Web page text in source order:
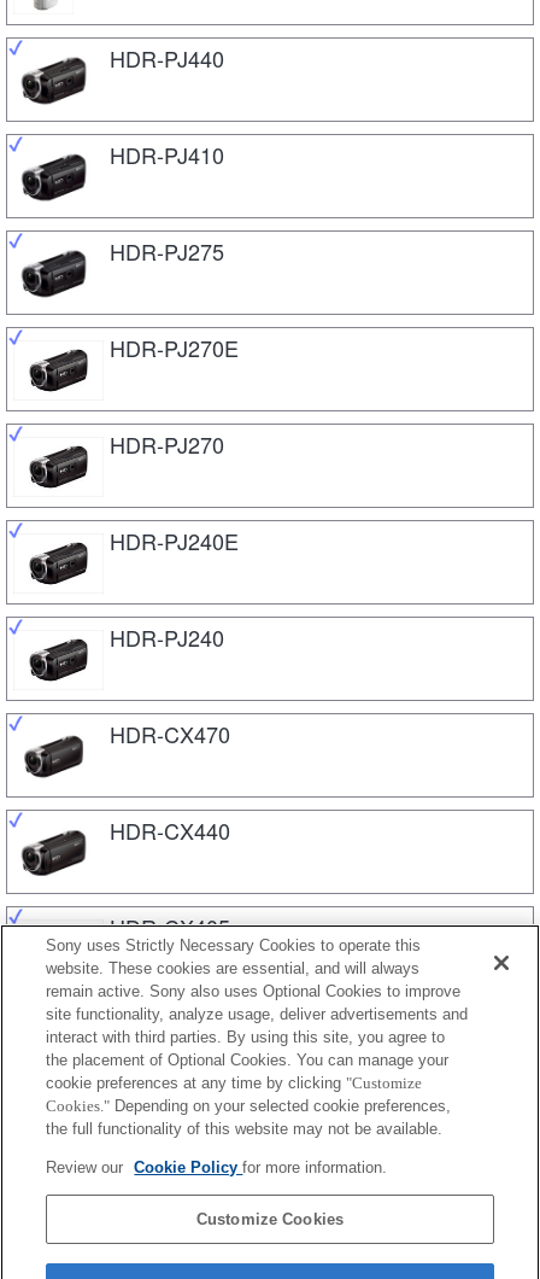
HDR-PJ440
HDR-PJ410
HDR-PJ275
HDR-PJ270E
HDR-PJ270
HDR-PJ240E
HDR-PJ240
HDR-CX470
HDR-CX440
HDR-CX405
HDR-CX240E
HDR-CX240
HDR-MV1
Sony uses Strictly Necessary Cookies to operate this
website. These cookies are essential, and will always
remain active. Sony also uses Optional Cookies to improve
site functionality, analyze usage, deliver advertisements and
interact with third parties. By using this site, you agree to
the placement of Optional Cookies. You can manage your
cookie preferences at any time by clicking "Customize
Cookies." Depending on your selected cookie preferences,
the full functionality of this website may not be available.
Review our Cookie Policyfor more information.
Customize Cookies